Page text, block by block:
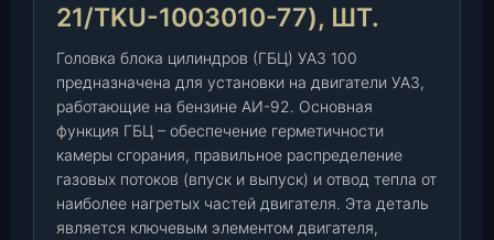
У
А
З
1
0
0
(
9
2
21/TKU-1003010-77), ШТ.
Головка блока цилиндров (ГБЦ) УАЗ 100
предназначена для установки на двигатели УАЗ,
работающие на бензине АИ-92. Основная
функция ГБЦ – обеспечение герметичности
камеры сгорания, правильное распределение
газовых потоков (впуск и выпуск) и отвод тепла от
наиболее нагретых частей двигателя. Эта деталь
является ключевым элементом двигателя,